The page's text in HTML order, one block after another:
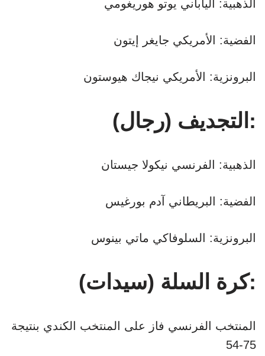
الذهبية: الياباني يوتو هوريغومي
الفضية: الأمريكي جايغر إيتون
البرونزية: الأمريكي نيجاك هيوستون
التجديف (رجال):
الذهبية: الفرنسي نيكولا جيستان
الفضية: البريطاني آدم بورغيس
البرونزية: السلوفاكي ماتي بينوس
كرة السلة (سيدات):
المنتخب الفرنسي فاز على المنتخب الكندي بنتيجة
75-54